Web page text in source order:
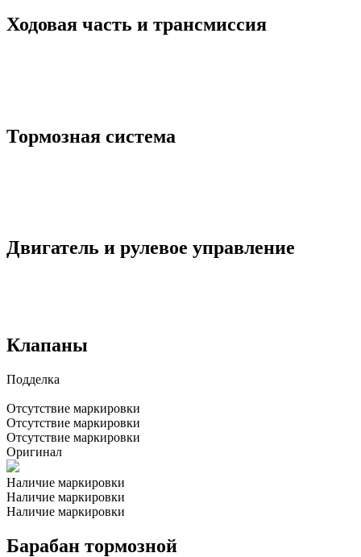
Ходовая часть и трансмиссия
Тормозная система
Двигатель и рулевое управление
Клапаны
Подделка
Отсутствие маркировки
Отсутствие маркировки
Отсутствие маркировки
Оригинал
Наличие маркировки
Наличие маркировки
Наличие маркировки
Барабан тормозной